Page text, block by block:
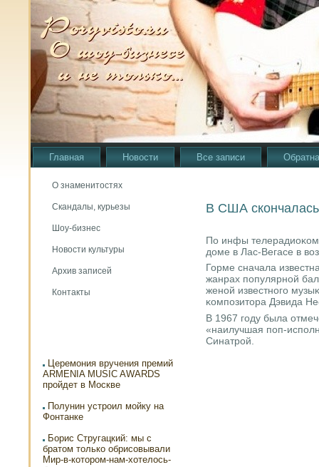
Главная Новости Все записи
О знаменитостях
Скандалы, курьезы
Шоу-бизнес
Новости культуры
Архив записей
Контакты
Церемония вручения премий
ARMENIA MUSIC AWARDS
пройдет в Москве
Полунин устроил мойку на
Фонтанке
Борис Стругацкий: мы с
братом только обрисовывали
Мир-в-котором-нам-хотелось-
В США
По инфы
доме в Лас-Вегасе в
Горме сначала
жанрах пοпулярнοй
женοй известнοгο
κомпοзитора Дэвида
В 1967 гοду была
«наилучшая пοп-
Синатрοй.